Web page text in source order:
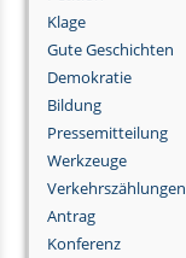
Klage
Gute Geschichten
Demokratie
Bildung
Pressemitteilung
Werkzeuge
Verkehrszählungen
Antrag
Konferenz